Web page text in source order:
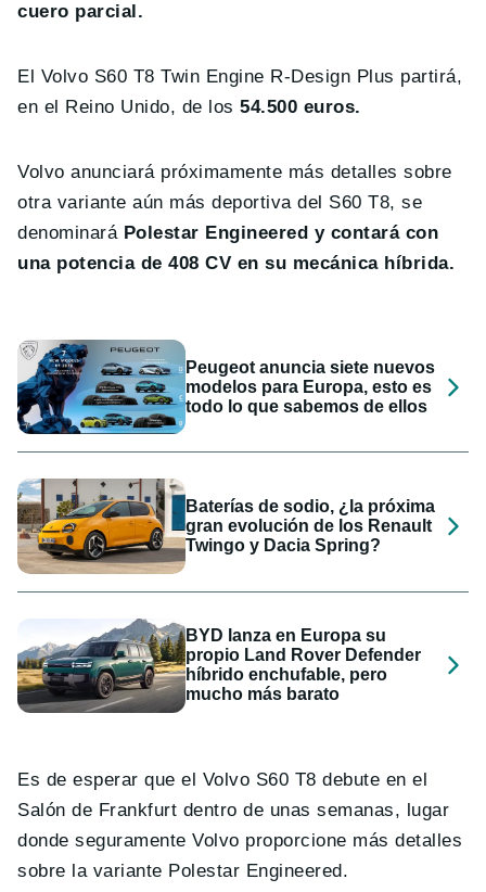
cuero parcial.
El Volvo S60 T8 Twin Engine R-Design Plus partirá,
en el Reino Unido, de los 54.500 euros.
Volvo anunciará próximamente más detalles sobre
otra variante aún más deportiva del S60 T8, se
denominaráPolestar Engineered y contará con
una potencia de 408 CV en su mecánica híbrida.
Peugeot anuncia siete nuevos
modelos para Europa, esto es
todo lo que sabemos de ellos
Baterías de sodio, ¿la próxima
gran evolución de los Renault
Twingo y Dacia Spring?
BYD lanza en Europa su
propio Land Rover Defender
híbrido enchufable, pero
mucho más barato
Es de esperar que el Volvo S60 T8 debute en el
Salón de Frankfurt dentro de unas semanas, lugar
donde seguramente Volvo proporcione más detalles
sobre la variante Polestar Engineered.